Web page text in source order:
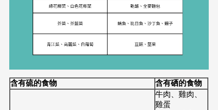
含有硫的食物 含有硒的食物
牛肉、雞肉、
雞蛋